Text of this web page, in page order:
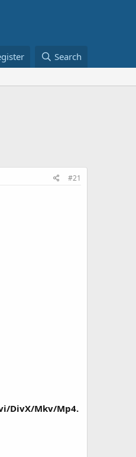
Search
#21
DivX/Mkv/Mp4.